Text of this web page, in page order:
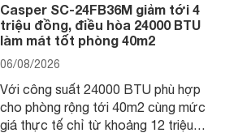
Casper SC-24FB36M giảm tới 4
triệu đồng, điều hòa 24000 BTU
làm mát tốt phòng 40m2
06/08/2026
Với công suất 24000 BTU phù hợp
cho phòng rộng tới 40m2 cùng mức
giá thực tế chỉ từ khoảng 12 triệu